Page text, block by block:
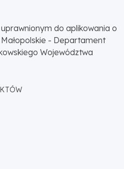
do aplikowania o
- Departament
Województwa